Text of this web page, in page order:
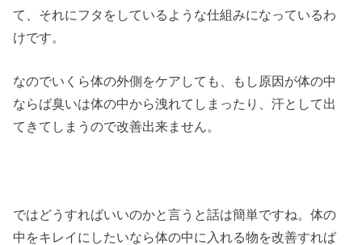
て、それにフタをしているような仕組みになっているわ
けです。
なのでいくら体の外側をケアしても、もし原因が体の中
ならば臭いは体の中から洩れてしまったり、汗として出
てきてしまうので改善出来ません。
ではどうすればいいのかと言うと話は簡単ですね。体の
中をキレイにしたいなら体の中に入れる物を改善すれば